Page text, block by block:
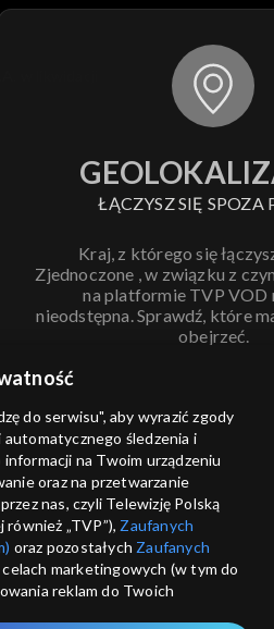
ŁĄCZYSZ SIĘ SPOZA
Kraj, z którego się
Zjednoczone , w związku z
na platformie TVP VOD
nieodstępna. Sprawdź, które
obejrzeć.
ANULUJ
do serwisu", aby wyrazić zgody
śledzenia i
na Twoim urządzeniu
oraz na przetwarzanie
nas, czyli Telewizję Polską
również „TVP”), Zaufanych
oraz pozostałych Zaufanych
celach marketingowych (w tym do
reklam do Twoich